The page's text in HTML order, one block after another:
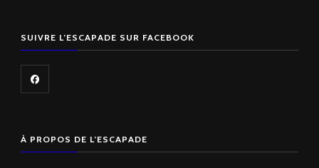
SUIVRE L’ESCAPADE SUR FACEBOOK
À PROPOS DE L’ESCAPADE